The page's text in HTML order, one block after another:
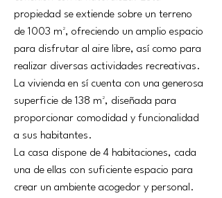
propiedad se extiende sobre un terreno
de 1003 m², ofreciendo un amplio espacio
para disfrutar al aire libre, así como para
realizar diversas actividades recreativas.
La vivienda en sí cuenta con una generosa
superficie de 138 m², diseñada para
proporcionar comodidad y funcionalidad
a sus habitantes.
La casa dispone de 4 habitaciones, cada
una de ellas con suficiente espacio para
crear un ambiente acogedor y personal.